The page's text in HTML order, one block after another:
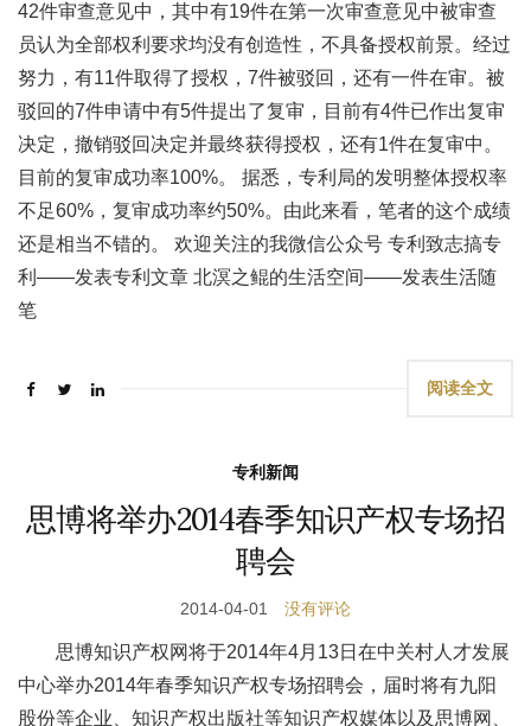
42件审查意见中，其中有19件在第一次审查意见中被审查
员认为全部权利要求均没有创造性，不具备授权前景。经过
努力，有11件取得了授权，7件被驳回，还有一件在审。被
驳回的7件申请中有5件提出了复审，目前有4件已作出复审
决定，撤销驳回决定并最终获得授权，还有1件在复审中。
目前的复审成功率100%。 据悉，专利局的发明整体授权率
不足60%，复审成功率约50%。由此来看，笔者的这个成绩
还是相当不错的。 欢迎关注的我微信公众号 专利致志搞专
利——发表专利文章 北溟之鲲的生活空间——发表生活随
笔
阅读全文
专利新闻
思博将举办2014春季知识产权专场招
聘会
2014-04-01 没有评论
思博知识产权网将于2014年4月13日在中关村人才发展
中心举办2014年春季知识产权专场招聘会，届时将有九阳
股份等企业、知识产权出版社等知识产权媒体以及思博网、